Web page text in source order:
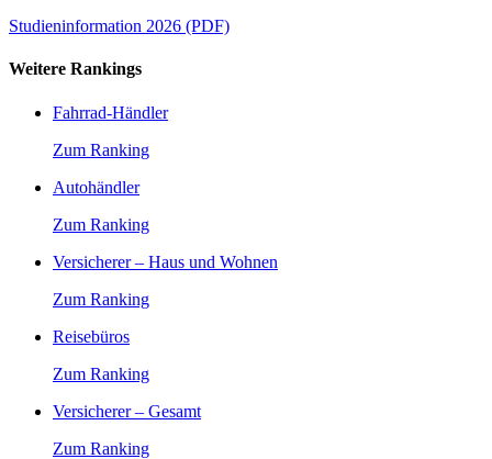
Studieninformation 2026 (PDF)
Weitere Rankings
Fahrrad-Händler
Zum Ranking
Autohändler
Zum Ranking
Versicherer – Haus und Wohnen
Zum Ranking
Reisebüros
Zum Ranking
Versicherer – Gesamt
Zum Ranking